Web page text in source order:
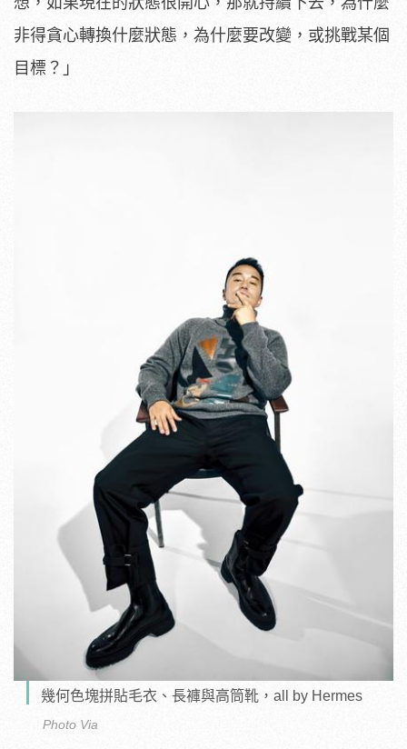
非得貪心轉換什麼狀態，為什麼要改變，或挑戰某個
目標？」
幾何色塊拼貼毛衣、長褲與高筒靴，all by Hermes
Photo Via